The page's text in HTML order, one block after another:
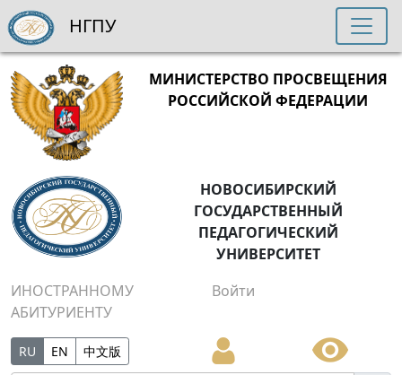
МИНИСТЕРСТВО ПРОСВЕЩЕНИЯ
РОССИЙСКОЙ ФЕДЕРАЦИИ
НОВОСИБИРСКИЙ
ГОСУДАРСТВЕННЫЙ
ПЕДАГОГИЧЕСКИЙ
УНИВЕРСИТЕТ
ИНОСТРАННОМУ
АБИТУРИЕНТУ
Войти
RU EN 中文版
НГПУ